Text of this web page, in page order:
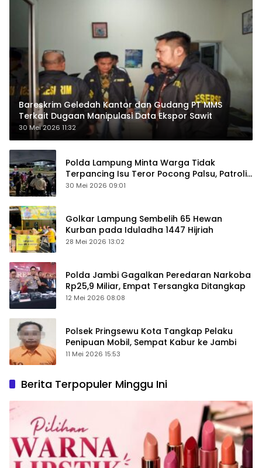
Bareskrim Geledah Kantor dan Gudang PT MMS
Terkait Dugaan Manipulasi Data Ekspor Sawit
30 Mei 2026 11:32
Polda Lampung Minta Warga Tidak
Terpancing Isu Teror Pocong Palsu, Patroli
Keamanan Ditingkatkan
30 Mei 2026 09:01
Golkar Lampung Sembelih 65 Hewan
Kurban pada Iduladha 1447 Hijriah
28 Mei 2026 13:02
Polda Jambi Gagalkan Peredaran Narkoba
Rp25,9 Miliar, Empat Tersangka Ditangkap
12 Mei 2026 08:08
Polsek Pringsewu Kota Tangkap Pelaku
Penipuan Mobil, Sempat Kabur ke Jambi
11 Mei 2026 15:53
Berita Terpopuler Minggu Ini